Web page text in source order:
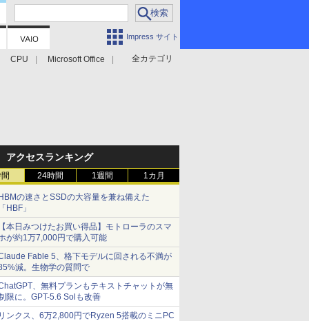
Impress サイト
全カテゴリ
CPU Microsoft Office
アクセスランキング
24時間 1週間 1カ月
の速さとSSDの大容量を兼ね備えた
HBF」
本日みつけたお買い得品】モトローラのスマ
が約1万7,000円で購入可能
Fable 5、格下モデルに回される不満が
減。生物学の質問で
、無料プランもテキストチャットが無
限に。GPT-5.6 Solも改善
ンクス、6万2,800円でRyzen 5搭載のミニPC